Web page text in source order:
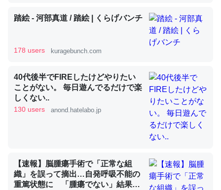
コオロギのカルシウム分はエビの600分の1程度。
─ニュース :: 【研究発表】昆虫学の大問題＝「昆虫はなぜ海にいな
いのか」に関する新仮説
論文では「淡水はカルシウムも酸素も不足してて両方に不
利だから両方が拮抗してるのでは」とあって面白い。海に
いる鋏角類（カブトガニ・ウミグモ）はカルシウムを使わ
踏絵 - 河部真道 / 踏絵 | くらげバンチ
178 users kuragebunch.com
40代後半でFIREしたけどやりたい
ことがない。 毎日遊んでるだけで楽
しくない..
130 users anond.hatelabo.jp
【速報】脳腫瘍手術で「正常な組
織」を誤って摘出…自発呼吸不能の
重篤状態に 「腫瘍でない」結果出